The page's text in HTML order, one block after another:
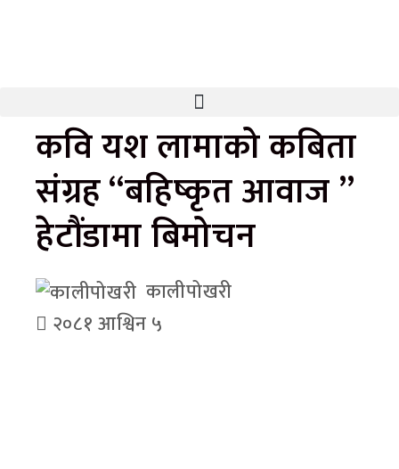
कवि यश लामाको कबिता
संग्रह “बहिष्कृत आवाज ”
हेटौंडामा बिमोचन
कालीपोखरी
२०८१ आश्विन ५